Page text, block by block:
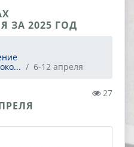
ЗА 2025 ГОД
6-12 апреля
27